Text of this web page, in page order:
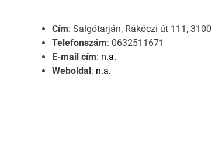
Cím: Salgótarján, Rákóczi út 111, 3100
Telefonszám: 0632511671
E-mail cím: n.a.
Weboldal: n.a.